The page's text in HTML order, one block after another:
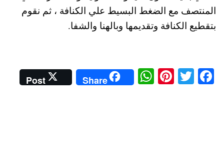
المنتصف مع الضغط البسيط علي الكنافة ، ثم نقوم
بتقطيع الكنافة وتقديمها وبالهنا والشفا.
Fa
T
Pi
W
ha
Share
Post